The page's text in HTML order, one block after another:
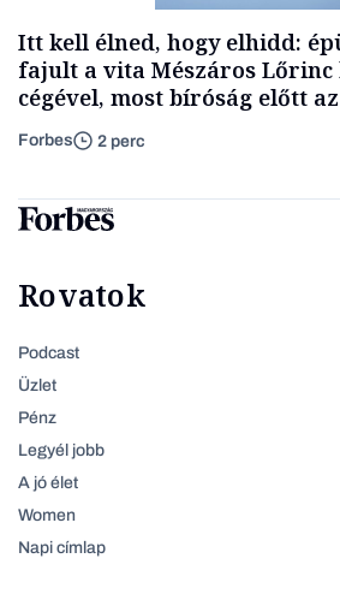
Itt kell élned, hogy elhidd:
fajult a vita Mészáros Lőrinc
cégével, most bíróság előtt
Forbes 2 perc
Rovatok
Podcast
Üzlet
Pénz
Legyél jobb
A jó élet
Women
Napi címlap